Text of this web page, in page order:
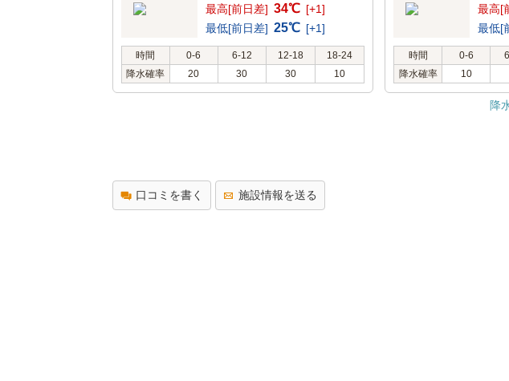
最高[前日差] 34℃ [+1]
最低[前日差] 25℃ [+1]
時間 0-6 6-12 12-18
18-24
降水確率
20 30 30 10
最高[
最低[
時間 0-6
降水確率
10
降
口コミを書く 施設情報を送る